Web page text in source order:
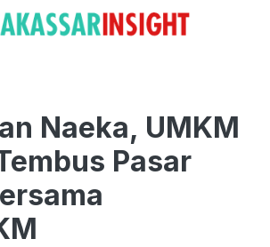
Naeka, UMKM
Pasar